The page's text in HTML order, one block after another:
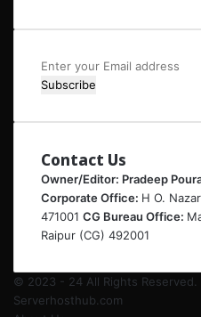
Enter
your
address
Contact Us
Owner/Editor: Pradeep
Corporate Office: H O.
471001 CG Bureau Office:
Raipur (CG) 492001
© 2023 - 24 All Rights Reserved.
Serverhosthub.com